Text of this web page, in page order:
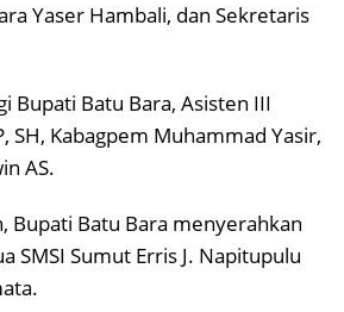
Yaser Hambali, dan Sekretaris
Bupati Batu Bara, Asisten III
SH, Kabagpem Muhammad Yasir,
AS.
Bupati Batu Bara menyerahkan
SMSI Sumut Erris J. Napitupulu